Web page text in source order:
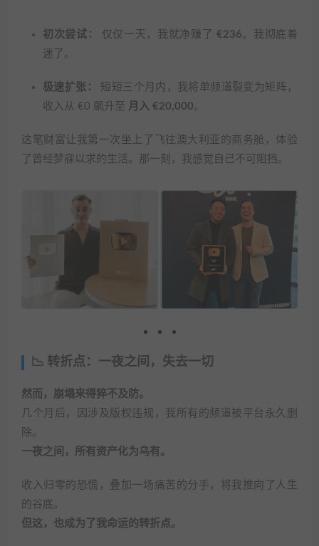
初次尝试： 仅仅一天，我就净赚了 €236。我彻底着
迷了。
极速扩张：
短短三个月内，我将单频道裂变为矩阵，
收入从 €0 飙升至 月入 €20,000。
这笔财富让我第一次坐上了飞往澳大利亚的商务舱，体验
了曾经梦寐以求的生活。那一刻，我感觉自己不可阻挡。
📉 转折点：一夜之间，失去一切
然而，崩塌来得猝不及防。
几个月后，因涉及版权违规，我所有的频道被平台永久删
除。
一夜之间，所有资产化为乌有。
收入归零的恐慌，叠加一场痛苦的分手，将我推向了人生
的谷底。
但这，也成为了我命运的转折点。